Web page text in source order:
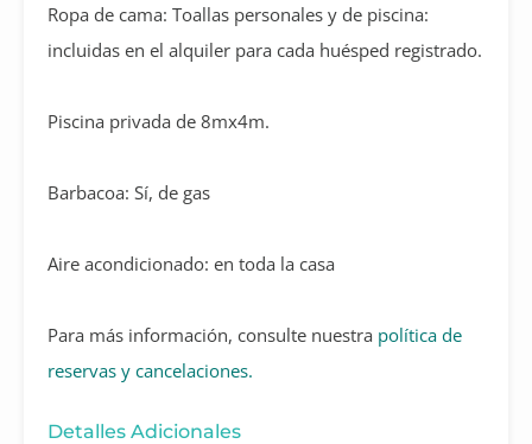
Ropa de cama: Toallas personales y de piscina:
incluidas en el alquiler para cada huésped registrado.
Piscina privada de 8mx4m.
Barbacoa: Sí, de gas
Aire acondicionado: en toda la casa
Para más información, consulte nuestra política de
reservas y cancelaciones.
Detalles Adicionales